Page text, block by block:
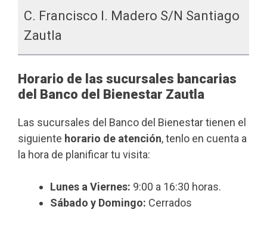
C. Francisco I. Madero S/n Santiago
Zautla
Horario de las sucursales bancarias
del Banco del Bienestar Zautla
Las sucursales del Banco del Bienestar tienen el
siguiente horario de atención, tenlo en cuenta a
la hora de planificar tu visita:
Lunes a Viernes: 9:00 a 16:30 horas.
Sábado y Domingo: Cerrados